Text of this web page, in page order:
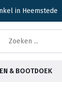
in Heemstede
& BOOTDOEK